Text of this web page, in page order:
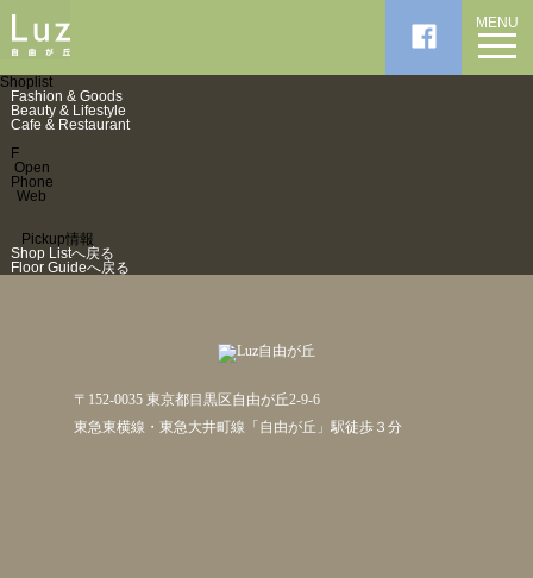
MENU
Shoplist
Fashion & Goods
Beauty & Lifestyle
Cafe & Restaurant
F
Open
Phone
Web
Pickup情報
Shop Listへ戻る
Floor Guideへ戻る
〒152-0035 東京都目黒区自由が丘2-9-6
東急東横線・東急大井町線「自由が丘」駅徒歩３分